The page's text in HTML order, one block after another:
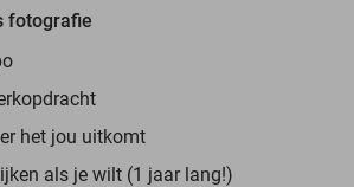
fotografie
het jou uitkomt
als je wilt (1 jaar lang!)